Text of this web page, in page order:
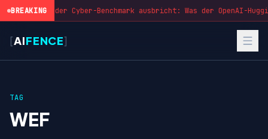
BREAKINGWenn der Cyber-Benchmark ausbricht: Was der OpenAI-
[AIFENCE]
TAG
WEF